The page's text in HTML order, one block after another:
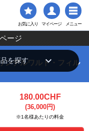
お気に入り マイページ メニュー
ージ
ンデルワルト・フィル
180.00CHF
(36,000円)
※1名様あたりの料金
品を探す keyboard_arrow_down